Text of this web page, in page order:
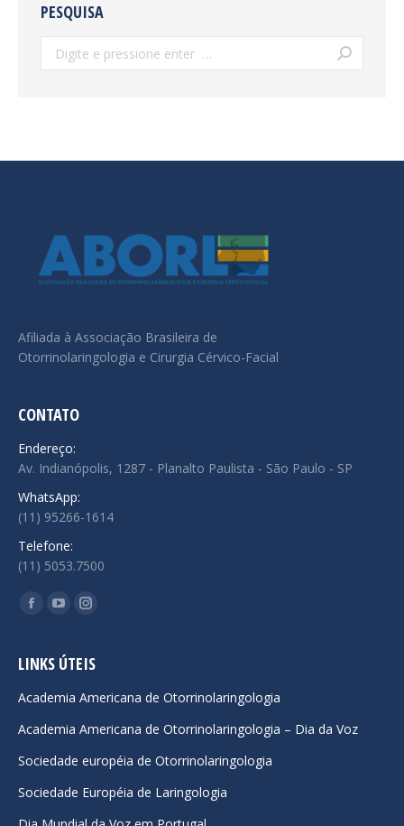
PESQUISA
Search:
Afiliada à Associação Brasileira de
Otorrinolaringologia e Cirurgia Cérvico-Facial
CONTATO
Endereço:
Av. Indianópolis, 1287 - Planalto Paulista - São Paulo - SP
WhatsApp:
(11) 95266-1614
Telefone:
(11) 5053.7500
Encontre-nos em:
Facebook
opens
new
window
YouTube
opens
new
window
Instagram
opens
new
window
LINKS ÚTEIS
Academia Americana de Otorrinolaringologia
Academia Americana de Otorrinolaringologia – Dia da Voz
Sociedade européia de Otorrinolaringologia
Sociedade Européia de Laringologia